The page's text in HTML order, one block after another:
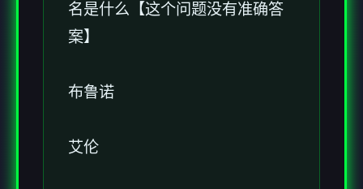
名是什么【这个问题没有准确答
案】
布鲁诺
艾伦